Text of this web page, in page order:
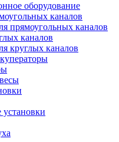
оборудование
каналов
прямоугольных каналов
каналов
круглых каналов